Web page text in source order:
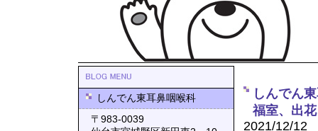
しんでん東耳鼻咽喉科
〒983-0039
しんでん
福室、出
2021/12/12